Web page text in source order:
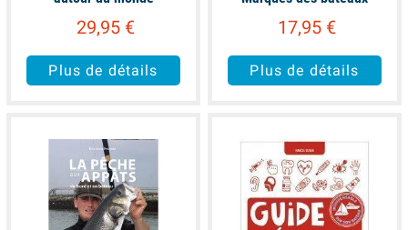
29,95 €
Plus de détails
17,95 €
Plus de détails
available